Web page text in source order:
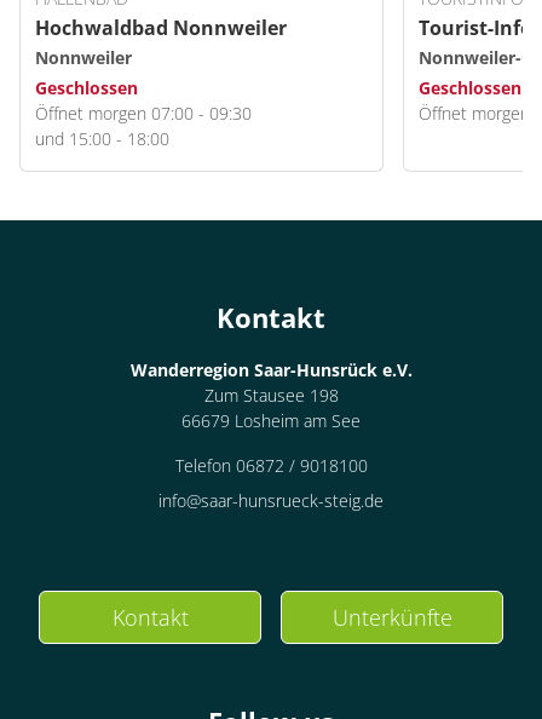
Hochwaldbad Nonnweiler
Nonnweiler
Geschlossen
Öffnet morgen 07:00 - 09:30
und 15:00 - 18:00
Tourist-Info
Nonnweiler-
Geschlossen
Öffnet morgen
Kontakt
Wanderregion Saar-Hunsrück e.V.
Zum Stausee 198
66679 Losheim am See
Telefon 06872 / 9018100
info@saar-hunsrueck-steig.de
Kontakt Unterkünfte